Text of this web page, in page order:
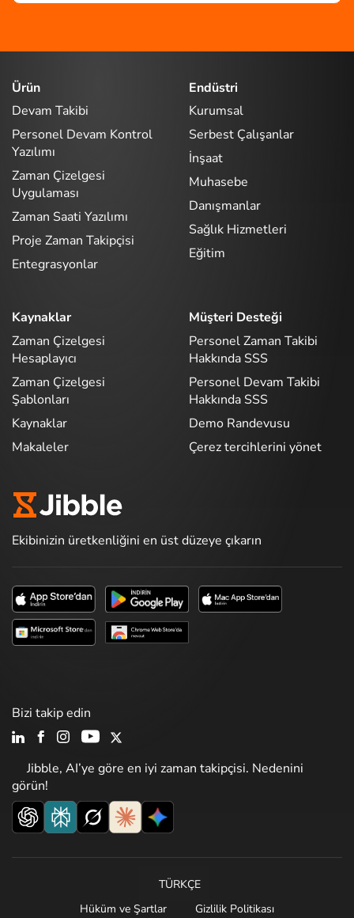
Ürün
Devam Takibi
Personel Devam Kontrol
Yazılımı
Zaman Çizelgesi
Uygulaması
Zaman Saati Yazılımı
Proje Zaman Takipçisi
Entegrasyonlar
Endüstri
Kurumsal
Serbest Çalışanlar
İnşaat
Muhasebe
Danışmanlar
Sağlık Hizmetleri
Eğitim
Kaynaklar
Zaman Çizelgesi
Hesaplayıcı
Zaman Çizelgesi
Şablonları
Kaynaklar
Makaleler
Müşteri Desteği
Personel Zaman Takibi
Hakkında SSS
Personel Devam Takibi
Hakkında SSS
Demo Randevusu
Çerez tercihlerini yönet
Ekibinizin üretkenliğini en üst düzeye çıkarın
Jibble, AI’ye göre en iyi zaman takipçisi. Nedenini
görün!
Bizi takip edin
TÜRKÇE
Hüküm ve Şartlar
Gizlilik Politikası